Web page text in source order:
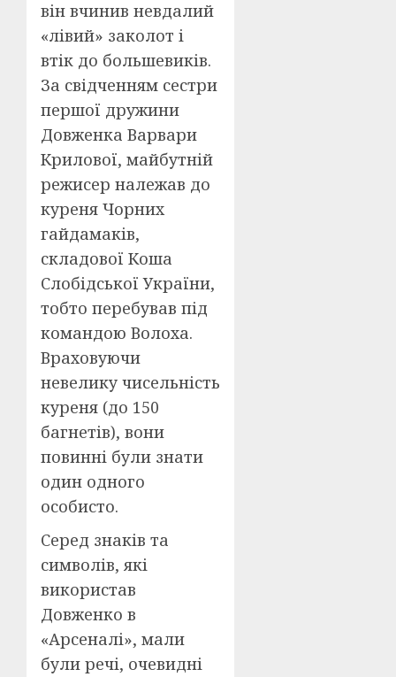
він вчинив невдалий
«лівий» заколот і
втік до большевиків.
За свідченням сестри
першої дружини
Довженка Варвари
Крилової, майбутній
режисер належав до
куреня Чорних
гайдамаків,
складової Коша
Слобідської України,
тобто перебував під
командою Волоха.
Враховуючи
невелику чисельність
куреня (до 150
багнетів), вони
повинні були знати
один одного
особисто.
Серед знаків та
символів, які
використав
Довженко в
«Арсеналі», мали
були речі, очевидні